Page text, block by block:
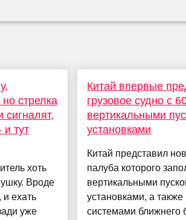
стрелка
сигналят,
тут
хоть
Вроде
ехать
уже
Китай впервые
грузовое судно с
вертикальными
установками
Китай представил
палуба которого
вертикальными
установками, а
системами ближнего